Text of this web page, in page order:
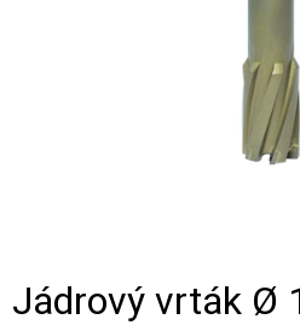
Jádrový vrták Ø